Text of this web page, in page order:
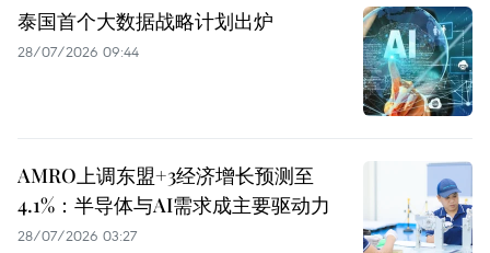
泰国首个大数据战略计划出炉
28/07/2026 09:44
AMRO上调东盟+3经济增长预测至
4.1%：半导体与AI需求成主要驱动力
28/07/2026 03:27